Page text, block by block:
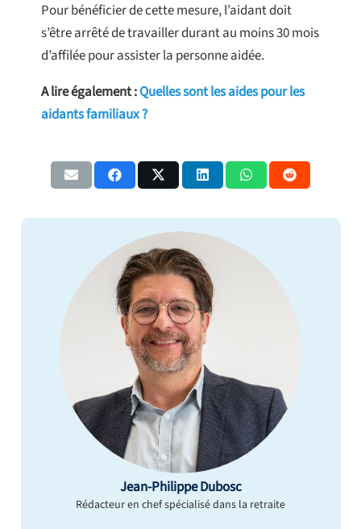
Pour bénéficier de cette mesure, l’aidant doit
s’être arrêté de travailler durant au moins 30 mois
d’affilée pour assister la personne aidée.
A lire également :Quelles sont les aides pour les
aidants familiaux ?
Jean-Philippe Dubosc
Rédacteur en chef spécialisé dans la retraite